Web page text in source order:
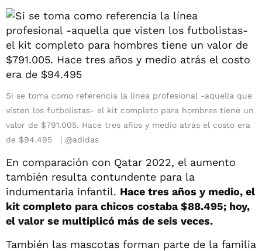
Si se toma como referencia la línea profesional -aquella que
visten los futbolistas- el kit completo para hombres tiene un
valor de $791.005. Hace tres años y medio atrás el costo era
de $94.495
@adidas
En comparación con Qatar 2022, el aumento
también resulta contundente para la
indumentaria infantil. Hace tres años y medio, el
kit completo para chicos costaba $88.495; hoy,
el valor se multiplicó más de seis veces.
También las mascotas forman parte de la familia